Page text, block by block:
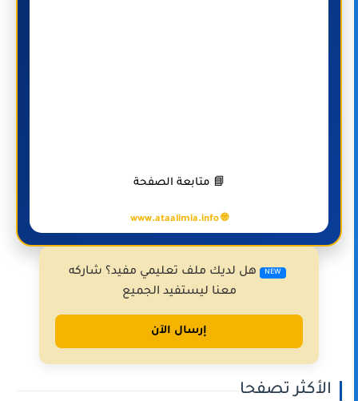
📘 متابعة الصفحة
🌐 www.ataalimia.info
NEW
هل لديك ملف تعليمي مفيد؟ شاركه
معنا ليستفيد الجميع
إرسال الآن
الأكثر تصفحا